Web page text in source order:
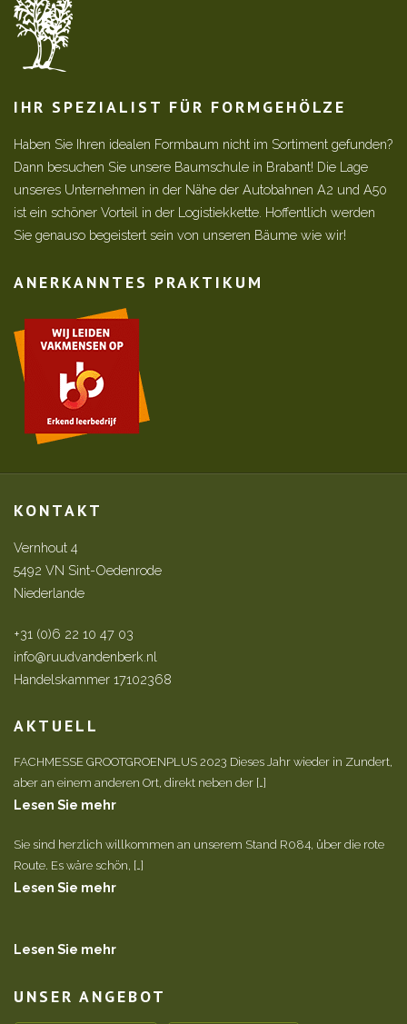
IHR SPEZIALIST FÜR FORMGEHÖLZE
Haben Sie Ihren idealen Formbaum nicht im Sortiment gefunden?
Dann besuchen Sie unsere Baumschule in Brabant! Die Lage
unseres Unternehmen in der Nähe der Autobahnen A2 und A50
ist ein schöner Vorteil in der Logistiekkette. Hoffentlich werden
Sie genauso begeistert sein von unseren Bäume wie wir!
ANERKANNTES PRAKTIKUM
KONTAKT
Vernhout 4
5492 VN Sint-Oedenrode
Niederlande
+31 (0)6 22 10 47 03
info@ruudvandenberk.nl
Handelskammer 17102368
AKTUELL
FACHMESSE GROOTGROENPLUS 2023 Dieses Jahr wieder in Zundert,
aber an einem anderen Ort, direkt neben der […]
Lesen Sie mehr
Sie sind herzlich willkommen an unserem Stand R084, über die rote
Route. Es wäre schön, […]
Lesen Sie mehr
Lesen Sie mehr
UNSER ANGEBOT